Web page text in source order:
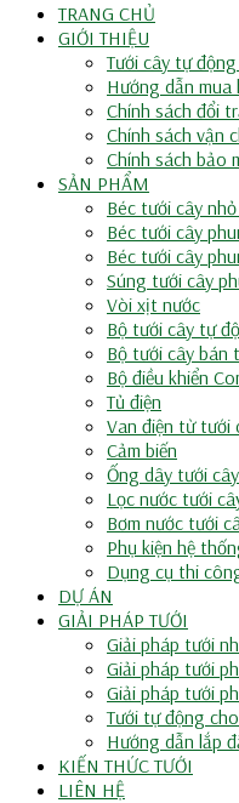
TRANG CHỦ
GIỚI THIỆU
Tưới cây tự
Hướng dẫn mua
Chính sách đổi
Chính sách vận
Chính sách bảo
SẢN PHẨM
Béc tưới cây
Béc tưới cây
Béc tưới cây
Súng tưới cây
Vòi xịt nước
Bộ tưới cây tự
Bộ tưới cây bán
Bộ điều khiển
Tủ điện
Van điện từ tưới
Cảm biến
Ống dây tưới
Lọc nước tưới
Bơm nước tưới
Phụ kiện hệ
Dụng cụ thi
DỰ ÁN
GIẢI PHÁP TƯỚI
Giải pháp tưới
Giải pháp tưới
Giải pháp tưới
Tưới tự động
Hướng dẫn lắp
KIẾN THỨC TƯỚI
LIÊN HỆ